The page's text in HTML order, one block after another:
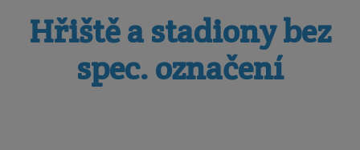
Hřiště a stadiony bez
spec. označení